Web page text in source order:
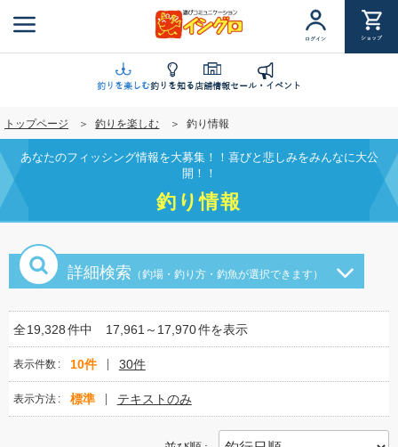
ン
に
移
動
ログイン ショップ
釣りを楽しむ釣りを知る店舗情報セール・イベント
トップページ 釣りを楽しむ 釣り情報
あなたのフィッシング情報を大募集！！喜びと悲しみをみんなに大公
開！！
釣り情報
詳細検索 （釣場・釣り方・釣魚が選択できます）
全19,328件中 17,961～17,970件を表示
表示件数 10件 30件
表示方法 標準 テキストのみ